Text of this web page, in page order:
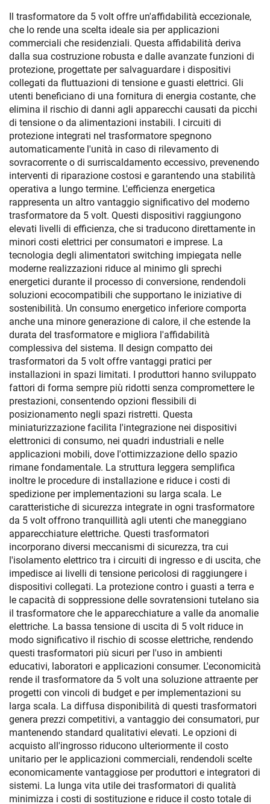
Il trasformatore da 5 volt offre un'affidabilità eccezionale,
che lo rende una scelta ideale sia per applicazioni
commerciali che residenziali. Questa affidabilità deriva
dalla sua costruzione robusta e dalle avanzate funzioni di
protezione, progettate per salvaguardare i dispositivi
collegati da fluttuazioni di tensione e guasti elettrici. Gli
utenti beneficiano di una fornitura di energia costante, che
elimina il rischio di danni agli apparecchi causati da picchi
di tensione o da alimentazioni instabili. I circuiti di
protezione integrati nel trasformatore spegnono
automaticamente l'unità in caso di rilevamento di
sovracorrente o di surriscaldamento eccessivo, prevenendo
interventi di riparazione costosi e garantendo una stabilità
operativa a lungo termine. L'efficienza energetica
rappresenta un altro vantaggio significativo del moderno
trasformatore da 5 volt. Questi dispositivi raggiungono
elevati livelli di efficienza, che si traducono direttamente in
minori costi elettrici per consumatori e imprese. La
tecnologia degli alimentatori switching impiegata nelle
moderne realizzazioni riduce al minimo gli sprechi
energetici durante il processo di conversione, rendendoli
soluzioni ecocompatibili che supportano le iniziative di
sostenibilità. Un consumo energetico inferiore comporta
anche una minore generazione di calore, il che estende la
durata del trasformatore e migliora l'affidabilità
complessiva del sistema. Il design compatto dei
trasformatori da 5 volt offre vantaggi pratici per
installazioni in spazi limitati. I produttori hanno sviluppato
fattori di forma sempre più ridotti senza compromettere le
prestazioni, consentendo opzioni flessibili di
posizionamento negli spazi ristretti. Questa
miniaturizzazione facilita l'integrazione nei dispositivi
elettronici di consumo, nei quadri industriali e nelle
applicazioni mobili, dove l'ottimizzazione dello spazio
rimane fondamentale. La struttura leggera semplifica
inoltre le procedure di installazione e riduce i costi di
spedizione per implementazioni su larga scala. Le
caratteristiche di sicurezza integrate in ogni trasformatore
da 5 volt offrono tranquillità agli utenti che maneggiano
apparecchiature elettriche. Questi trasformatori
incorporano diversi meccanismi di sicurezza, tra cui
l'isolamento elettrico tra i circuiti di ingresso e di uscita, che
impedisce ai livelli di tensione pericolosi di raggiungere i
dispositivi collegati. La protezione contro i guasti a terra e
le capacità di soppressione delle sovratensioni tutelano sia
il trasformatore che le apparecchiature a valle da anomalie
elettriche. La bassa tensione di uscita di 5 volt riduce in
modo significativo il rischio di scosse elettriche, rendendo
questi trasformatori più sicuri per l'uso in ambienti
educativi, laboratori e applicazioni consumer. L'economicità
rende il trasformatore da 5 volt una soluzione attraente per
progetti con vincoli di budget e per implementazioni su
larga scala. La diffusa disponibilità di questi trasformatori
genera prezzi competitivi, a vantaggio dei consumatori, pur
mantenendo standard qualitativi elevati. Le opzioni di
acquisto all'ingrosso riducono ulteriormente il costo
unitario per le applicazioni commerciali, rendendoli scelte
economicamente vantaggiose per produttori e integratori di
sistemi. La lunga vita utile dei trasformatori di qualità
minimizza i costi di sostituzione e riduce il costo totale di